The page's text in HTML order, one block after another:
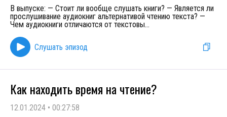
В выпуске: — Стоит ли вообще слушать книги? — Является ли
прослушивание аудиокниг альтернативой чтению текста? —
Чем аудиокниги отличаются от текстовы...
Слушать эпизод
Как находить время на чтение?
12.01.2024 • 00:27:58